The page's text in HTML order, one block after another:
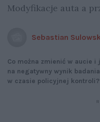
Modyfikacje auta a
Sebastian
Co można zmienić w aucie
na negatywny wynik
w czasie policyjnej kontroli?